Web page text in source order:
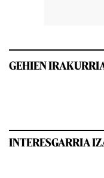
GEHIEN
INTERESGARRIA